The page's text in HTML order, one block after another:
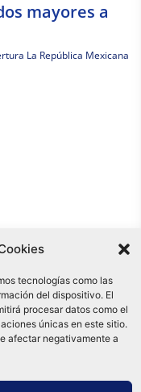
tecnologías como las
del dispositivo. El
procesar datos como el
únicas en este sitio.
afectar negativamente a
mayores a
La República Mexicana
SSL y operada bajo las